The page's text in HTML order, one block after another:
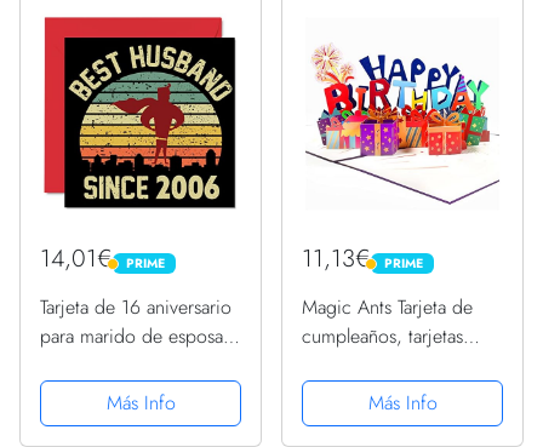
, DIARIO DE UNA
ADOLESCENTE,
TARJETAS REGALO, ......
14,01€ PRIME
PRIME
Tarjeta de 16 aniversario
para marido de esposa
2006 – I Love You Gifts
Happy 16th Wedding
Más Info
11,13€ PRIME
PRIME
Magic Ants Tarjeta de
cumpleaños, tarjetas
de felicitación 3D
desplegables
Más Info